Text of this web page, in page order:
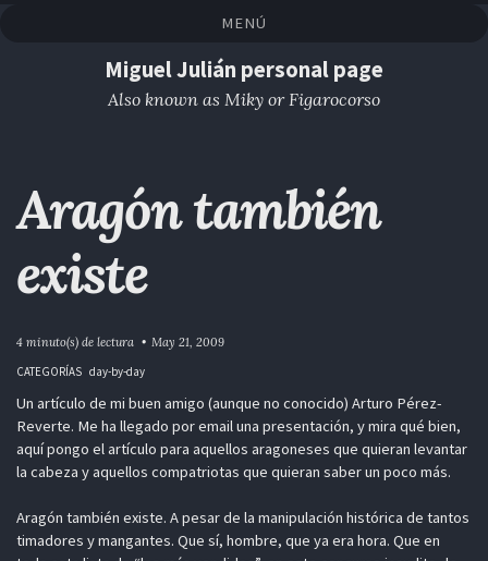
MENÚ
Miguel Julián personal page
Also known as Miky or Figarocorso
Aragón también
existe
4 minuto(s) de lectura
May 21, 2009
CATEGORÍAS day-by-day
Un artículo de mi buen amigo (aunque no conocido) Arturo Pérez-
Reverte. Me ha llegado por email una presentación, y mira qué bien,
aquí pongo el artículo para aquellos aragoneses que quieran levantar
la cabeza y aquellos compatriotas que quieran saber un poco más.
Aragón también existe. A pesar de la manipulación histórica de tantos
timadores y mangantes. Que sí, hombre, que ya era hora. Que en